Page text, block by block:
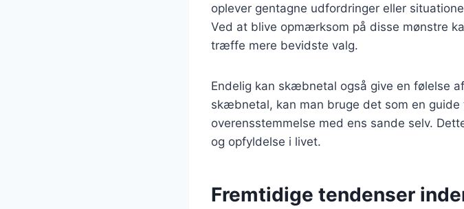
oplever gentagne udfordringer eller
Ved at blive opmærksom på disse mønstre
træffe mere bevidste valg.
Endelig kan skæbnetal også give en følelse
skæbnetal, kan man bruge det som en
overensstemmelse med ens sande selv.
og opfyldelse i livet.
Fremtidige tendenser